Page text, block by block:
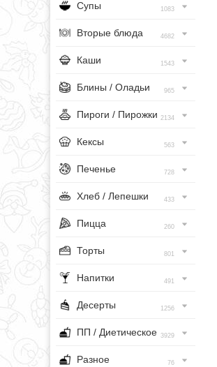
Супы 1083
Вторые блюда 4682
Каши 1543
Блины / Оладьи 965
Пироги / Пирожки 2134
Кексы 563
Печенье 728
Хлеб / Лепешки 433
Пицца 260
Торты 801
Напитки 491
Десерты 1256
ПП / Диетическое 3929
Разное 76